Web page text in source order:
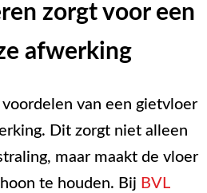
zorgt voor een
afwerking
van een gietvloer
Dit zorgt niet alleen
maar maakt de vloer
te houden. Bij BVL